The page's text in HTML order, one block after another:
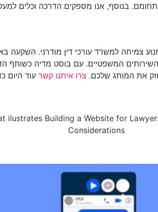
בתחומם. בנוסף, אנו מספקים הדרכה וכלים
צמיחה למשרד עורכי דין מודרני.
המשפטיים. עם בוסט מדיה כשותף
את המותג שלכם. צרו איתנו קשר עוד היום